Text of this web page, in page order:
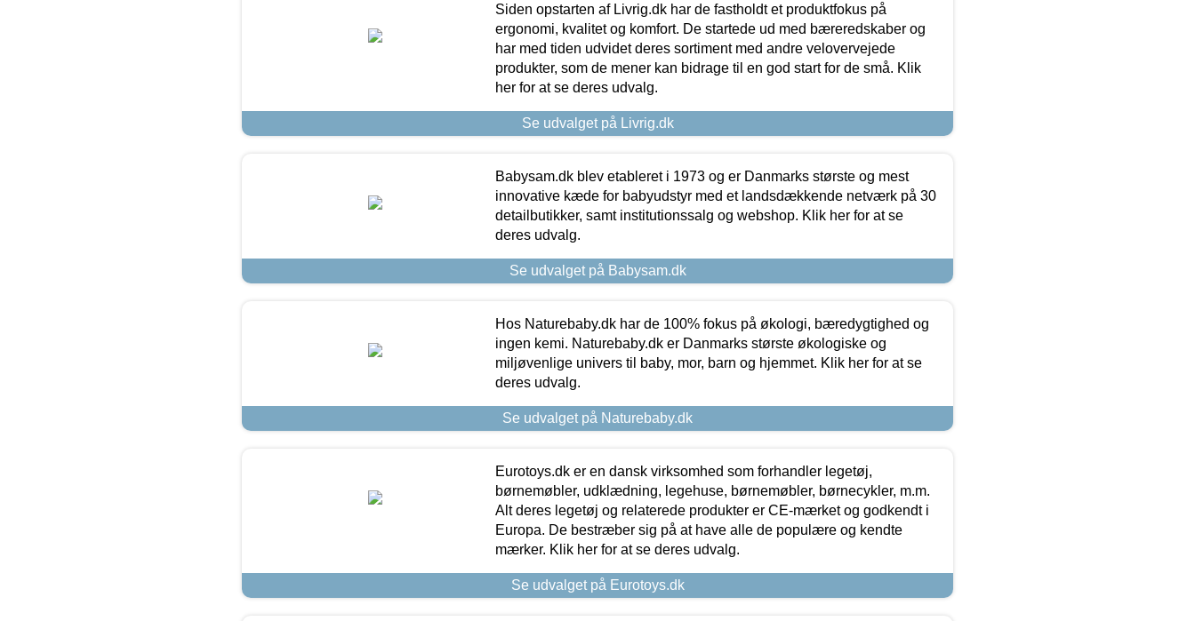
Siden opstarten af Livrig.dk har de fastholdt et produktfokus på
ergonomi, kvalitet og komfort. De startede ud med bæreredskaber og
har med tiden udvidet deres sortiment med andre velovervejede
produkter, som de mener kan bidrage til en god start for de små. Klik
her for at se deres udvalg.
Se udvalget på Livrig.dk
Babysam.dk blev etableret i 1973 og er Danmarks største og mest
innovative kæde for babyudstyr med et landsdækkende netværk på 30
detailbutikker, samt institutionssalg og webshop. Klik her for at se
deres udvalg.
Se udvalget på Babysam.dk
Hos Naturebaby.dk har de 100% fokus på økologi, bæredygtighed og
ingen kemi. Naturebaby.dk er Danmarks største økologiske og
miljøvenlige univers til baby, mor, barn og hjemmet. Klik her for at se
deres udvalg.
Se udvalget på Naturebaby.dk
Eurotoys.dk er en dansk virksomhed som forhandler legetøj,
børnemøbler, udklædning, legehuse, børnemøbler, børnecykler, m.m.
Alt deres legetøj og relaterede produkter er CE-mærket og godkendt i
Europa. De bestræber sig på at have alle de populære og kendte
mærker. Klik her for at se deres udvalg.
Se udvalget på Eurotoys.dk